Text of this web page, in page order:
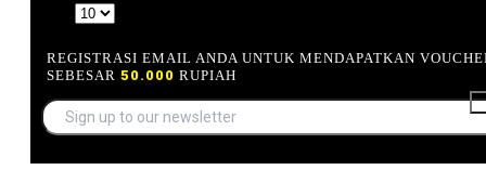
REGISTRASI EMAIL ANDA UNTUK MENDAPATKAN
SEBESAR 50.000 RUPIAH